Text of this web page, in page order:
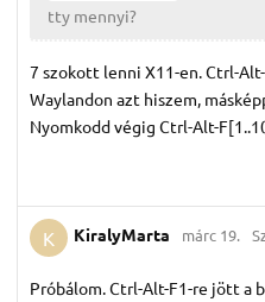
tty mennyi?
7 szokott lenni X11-en. Ctrl-
Waylandon azt hiszem,
Nyomkodd végig Ctrl-Alt-
K KiralyMarta márc 19.
Próbálom. Ctrl-Alt-F1-re jött a